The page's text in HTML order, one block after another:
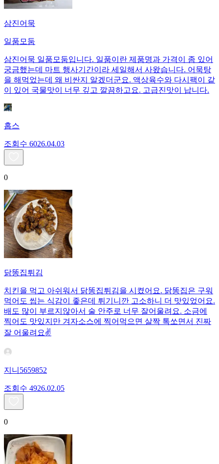
삼진어묵
일품모둠
삼진어묵 일품모둠입니다. 일품이란 제품명과 가격이 좀 있어
궁금했는데 마트 행사기간이라 세일해서 사왔습니다. 어묵탕
을 해먹었는데 왜 비싼지 알겠더군요. 액상육수와 다시팩이 같
이 있어 국물맛이 너무 깊고 깔끔하고요. 고급진맛이 납니다.
홉스
조회수 6026.04.03
0
닭똥집튀김
치킨을 먹고 아쉬워서 닭똥집튀김을 시켰어요. 닭똥집은 구워
먹어도 씹는 식감이 좋은데 튀기니깐 고소하니 더 맛있었어요.
배도 많이 부르지않아서 술 안주로 너무 잘어울려요. 소금에
찍어도 맛있지만 겨자소스에 찍어먹으면 살짝 톡쏘면서 진짜
잘 어울려요✌️
지니5659852
조회수 4926.02.05
0